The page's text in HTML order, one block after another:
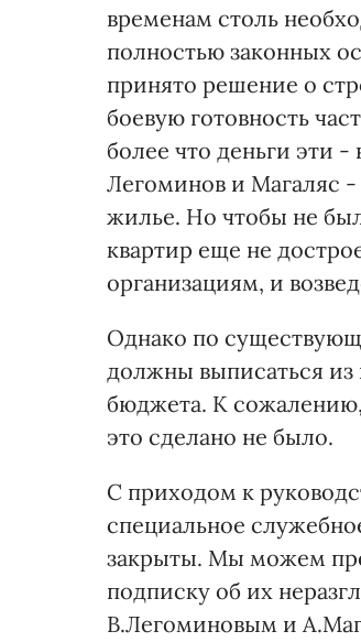
временам столь
полностью законных
принято решение о
боевую готовность
более что деньги эти
Легоминов и Магаляс
жилье. Но чтобы не
квартир еще не
организациям, и
Однако по
должны выписаться
бюджета. К сожалению,
это сделано не было.
С приходом к
специальное
закрыты. Мы можем
подписку об их
В.Легоминовым и